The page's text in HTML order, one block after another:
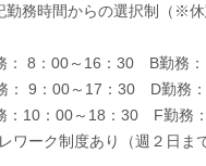
勤務時間からの選択制（※休
： 8：00～16：30 B勤務
： 9：00～17：30 D勤務
：10：00～18：30 F勤務
ワーク制度あり（週２日まで